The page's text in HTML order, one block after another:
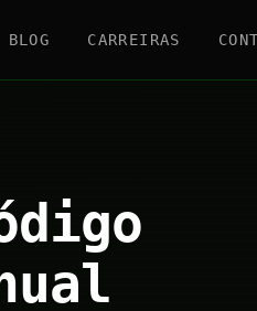
BLOG CARREIRAS